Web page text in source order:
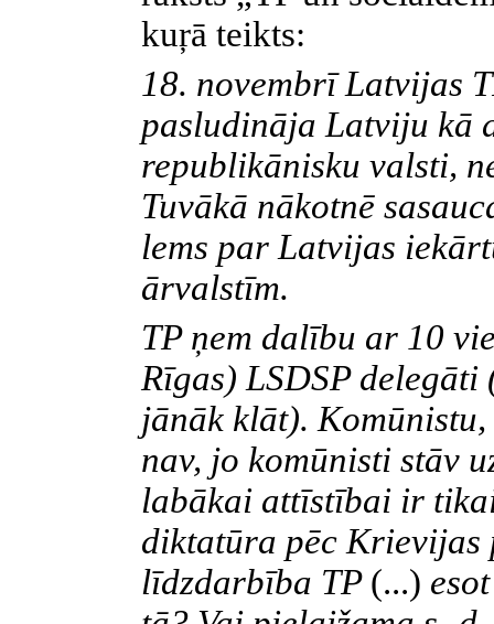
kuŗā teikts:
18. novembrī Latvijas
pasludināja Latviju kā
republikānisku valsti,
Tuvākā nākotnē
lems par Latvijas
ārvalstīm.
TP ņem dalību ar 10
Rīgas) LSDSP delegāti
jānāk klāt).
nav, jo komūnisti stāv
labākai attīstībai ir
diktatūra pēc Krievijas
līdzdarbība TP (...)